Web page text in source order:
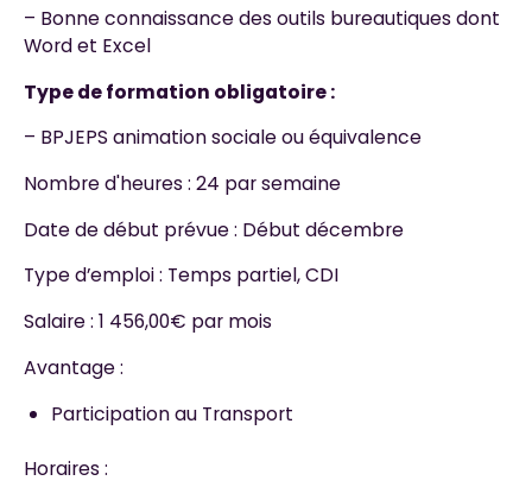
– Bonne connaissance des outils bureautiques dont
Word et Excel
Type de formation obligatoire :
– BPJEPS animation sociale ou équivalence
Nombre d'heures : 24 par semaine
Date de début prévue : Début décembre
Type d’emploi : Temps partiel, CDI
Salaire : 1 456,00€ par mois
Avantage :
Participation au Transport
Horaires :